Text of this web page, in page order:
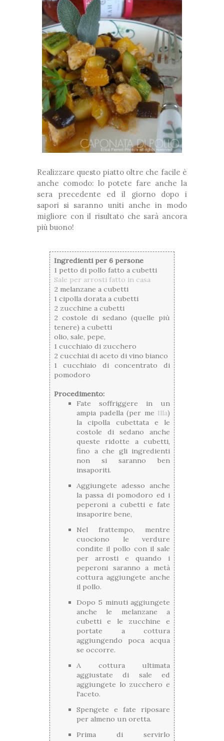
Realizzare questo piatto oltre che facile è
anche comodo: lo potete fare anche la
sera precedente ed il giorno dopo i
sapori si saranno uniti anche in modo
migliore con il risultato che sarà ancora
più buono!
Ingredienti per 6 persone
1 petto di pollo fatto a cubetti
Sale per arrosti fatto in casa
2 melanzane a cubetti
1 cipolla dorata a cubetti
2 zucchine a cubetti
2 costole di sedano (quelle più
tenere) a cubetti
olio, sale, pepe,
1 cucchiaio di zucchero
2 cucchiai di aceto di vino bianco
1 cucchiaio di concentrato di
pomodoro
Procedimento:
Fate soffriggere in un
ampia padella (per me Illa)
la cipolla cubettata e le
costole di sedano anche
queste ridotte a cubetti,
fino a che gli ingredienti
non si saranno ben
insaporiti.
Aggiungete adesso anche
la passa di pomodoro ed i
peperoni a cubetti e fate
insaporire bene,
Nel frattempo, mentre
cuociono le verdure
condite il pollo con il sale
per arrosti e quando i
peperoni saranno a metà
cottura aggiungete anche
il pollo.
Dopo 5 minuti aggiungete
anche le melanzane a
cubetti e le zucchine e
portate a cottura
aggiungendo poca acqua
se occorre.
A cottura ultimata
aggiustate di sale ed
aggiungete lo zucchero e
l'aceto.
Spengete e fate riposare
per almeno un oretta.
Prima di servirlo